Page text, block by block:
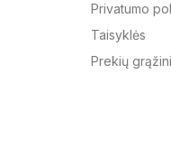
Privatumo
Taisyklės
Prekių